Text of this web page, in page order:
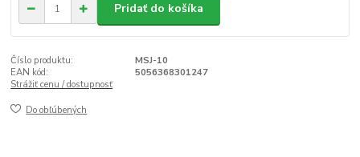
Pridať do košíka
Číslo produktu:
MSJ-10
EAN kód:
5056368301247
Strážiť cenu / dostupnosť
Do obľúbených